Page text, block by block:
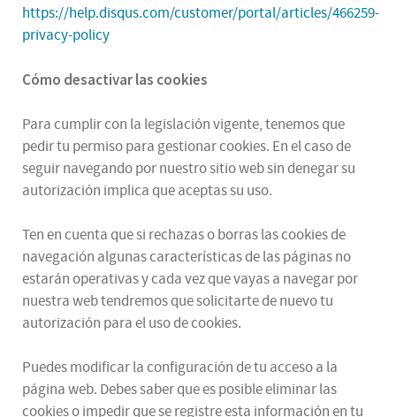
https://help.disqus.com/customer/portal/articles/466259-
privacy-policy
Cómo desactivar las cookies
Para cumplir con la legislación vigente, tenemos que
pedir tu permiso para gestionar cookies. En el caso de
seguir navegando por nuestro sitio web sin denegar su
autorización implica que aceptas su uso.
Ten en cuenta que si rechazas o borras las cookies de
navegación algunas características de las páginas no
estarán operativas y cada vez que vayas a navegar por
nuestra web tendremos que solicitarte de nuevo tu
autorización para el uso de cookies.
Puedes modificar la configuración de tu acceso a la
página web. Debes saber que es posible eliminar las
cookies o impedir que se registre esta información en tu